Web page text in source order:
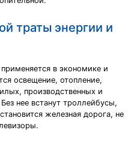
траты энергии и
в экономике и
освещение, отопление,
производственных и
нее встанут троллейбусы,
железная дорога, не